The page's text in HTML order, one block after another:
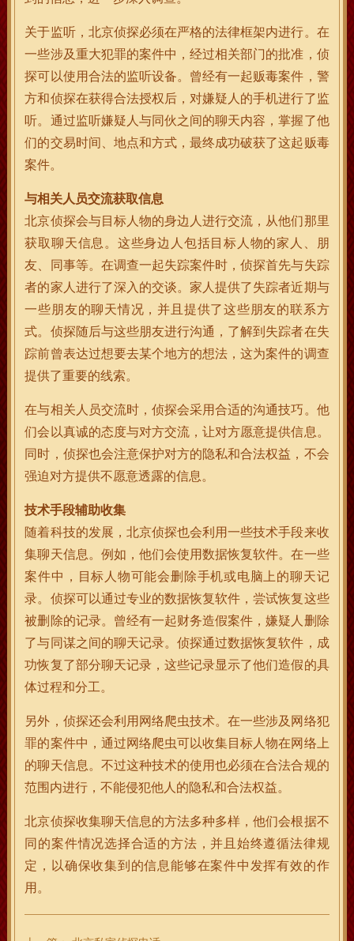
关于监听，北京侦探必须在严格的法律框架内进行。在
一些涉及重大犯罪的案件中，经过相关部门的批准，侦
探可以使用合法的监听设备。曾经有一起贩毒案件，警
方和侦探在获得合法授权后，对嫌疑人的手机进行了监
听。通过监听嫌疑人与同伙之间的聊天内容，掌握了他
们的交易时间、地点和方式，最终成功破获了这起贩毒
案件。
与相关人员交流获取信息
北京侦探会与目标人物的身边人进行交流，从他们那里
获取聊天信息。这些身边人包括目标人物的家人、朋
友、同事等。在调查一起失踪案件时，侦探首先与失踪
者的家人进行了深入的交谈。家人提供了失踪者近期与
一些朋友的聊天情况，并且提供了这些朋友的联系方
式。侦探随后与这些朋友进行沟通，了解到失踪者在失
踪前曾表达过想要去某个地方的想法，这为案件的调查
提供了重要的线索。
在与相关人员交流时，侦探会采用合适的沟通技巧。他
们会以真诚的态度与对方交流，让对方愿意提供信息。
同时，侦探也会注意保护对方的隐私和合法权益，不会
强迫对方提供不愿意透露的信息。
技术手段辅助收集
随着科技的发展，北京侦探也会利用一些技术手段来收
集聊天信息。例如，他们会使用数据恢复软件。在一些
案件中，目标人物可能会删除手机或电脑上的聊天记
录。侦探可以通过专业的数据恢复软件，尝试恢复这些
被删除的记录。曾经有一起财务造假案件，嫌疑人删除
了与同谋之间的聊天记录。侦探通过数据恢复软件，成
功恢复了部分聊天记录，这些记录显示了他们造假的具
体过程和分工。
另外，侦探还会利用网络爬虫技术。在一些涉及网络犯
罪的案件中，通过网络爬虫可以收集目标人物在网络上
的聊天信息。不过这种技术的使用也必须在合法合规的
范围内进行，不能侵犯他人的隐私和合法权益。
北京侦探收集聊天信息的方法多种多样，他们会根据不
同的案件情况选择合适的方法，并且始终遵循法律规
定，以确保收集到的信息能够在案件中发挥有效的作
用。